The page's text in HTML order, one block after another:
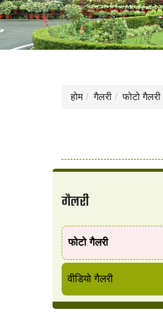
होम गैलरी फोटो गैलरी
गैलरी
फोटो गैलरी
वीडियो गैलरी